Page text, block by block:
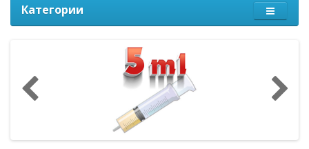
Категории